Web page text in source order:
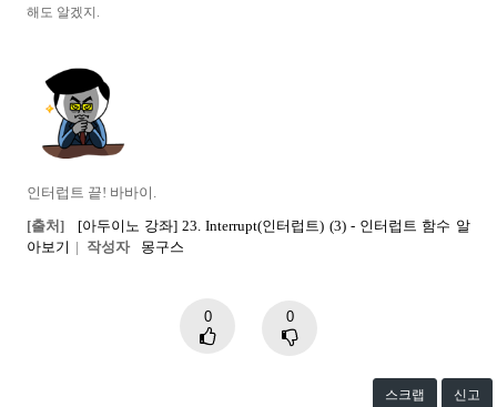
해도 알겠지.
인터럽트 끝! 바바이
[출처]
[아두이노 강좌] 23. Interrupt(인터럽트) (3) - 인터럽트 함수 알
아보기 | 작성자 몽구스
0 0
스크랩 신고